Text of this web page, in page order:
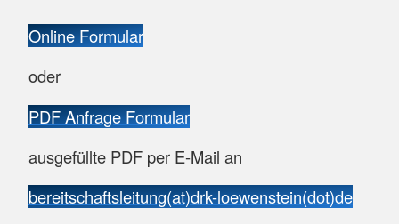
Online Formular
oder
PDF Anfrage Formular
ausgefüllte PDF per E-Mail an
bereitschaftsleitung(at)drk-loewenstein(dot)de